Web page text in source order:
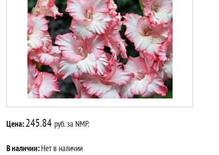
Цена:245.84 руб. за NMP.
В наличии:Нет в наличии